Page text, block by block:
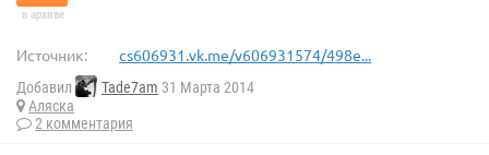
в архиве
Источник: cs606931.vk.me/v606931574/498e...
Добавил Tade7am 31 Марта 2014
Аляска
2 комментария